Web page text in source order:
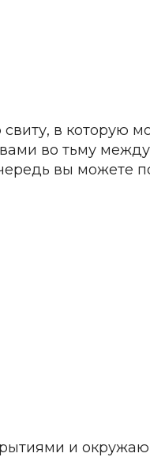
в которую
во тьму
вы можете
и